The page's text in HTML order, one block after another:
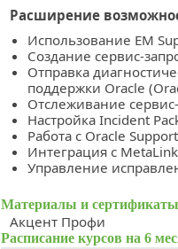
Расширение
Использование EM
Создание сервис-
Отправка
поддержки Oracle
Отслеживание
Настройка Incident
Работа с Oracle
Интеграция с
Управление
Материалы и
Акцент Профи
Расписание курсов на 6